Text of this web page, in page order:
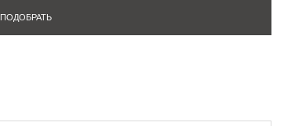
ПОДОБРАТЬ